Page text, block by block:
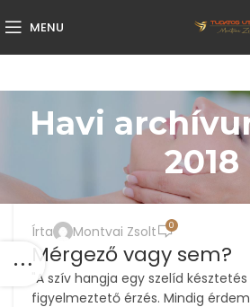
MENU
Havi
2018
31
JÚL
ÉLETMÓD,MOTIVÁCIÓ,TUDATOS
Írta Montvai Zsolt 0
Mérgező vagy sem?
"A szív hangja egy szelíd
figyelmeztető érzés. Mindig